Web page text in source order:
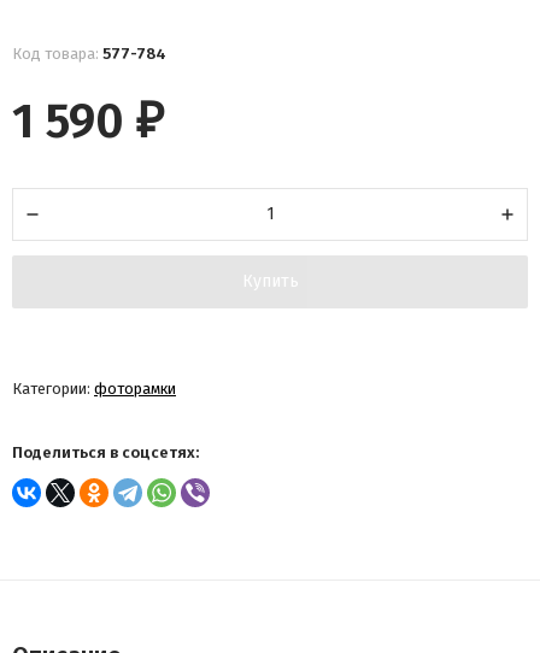
Код товара: 577-784
1 590 ₽
Купить
Категории: фоторамки
Поделиться в соцсетях: